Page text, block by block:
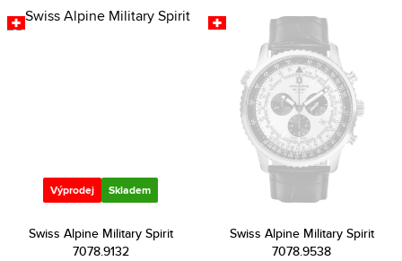
Výprodej Skladem
Swiss Alpine Military Spirit
7078.9132
Swiss Alpine Military Spirit
7078.9538